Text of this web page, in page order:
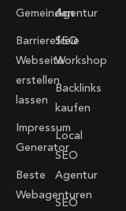
Gemeinden
Barrierefreie
Webseite
erstellen
lassen
Impressum
Generator
Beste
Webagenturen
Agentur
SEO
Workshop
Backlinks
kaufen
Local
SEO
Agentur
SEO